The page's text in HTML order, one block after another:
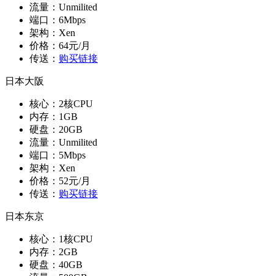
流量：Unmilited
端口：6Mbps
架构：Xen
价格：64元/月
传送： 购买链接
日本大阪
核心：2核CPU
内存：1GB
硬盘：20GB
流量：Unmilited
端口：5Mbps
架构：Xen
价格：52元/月
传送： 购买链接
日本东京
核心：1核CPU
内存：2GB
硬盘：40GB